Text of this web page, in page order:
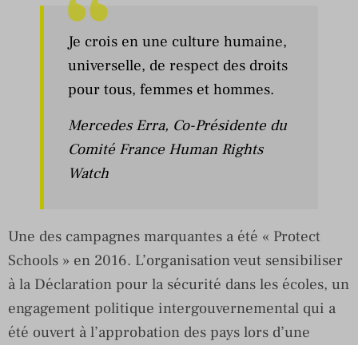
Je crois en une culture humaine,
universelle, de respect des droits
pour tous, femmes et hommes.
Mercedes Erra, Co-Présidente du
Comité France Human Rights
Watch
Une des campagnes marquantes a été « Protect
Schools » en 2016. L’organisation veut sensibiliser
à la Déclaration pour la sécurité dans les écoles, un
engagement politique intergouvernemental qui a
été ouvert à l’approbation des pays lors d’une